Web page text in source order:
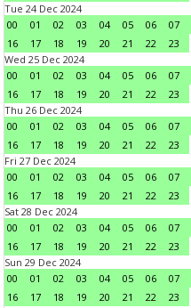
Tue 24 Dec 2024
00
01 02 03 04 05 06 07
16
17 18 19 20 21 22
23
Wed 25 Dec 2024
00
01 02 03 04 05 06 07
16
17 18 19 20 21 22
23
Thu 26 Dec 2024
00
01 02 03 04 05 06 07
16
17 18 19 20 21 22
23
Fri 27 Dec 2024
00
01 02 03 04 05 06 07
16
17 18 19 20 21 22
23
Sat 28 Dec 2024
00
01 02 03 04 05 06 07
16
17 18 19 20 21 22
23
Sun 29 Dec 2024
00
01 02 03 04 05 06 07
16
17 18 19 20 21 22
23